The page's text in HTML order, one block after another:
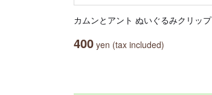
カムンとアント ぬいぐるみクリップ
400 yen (tax included)